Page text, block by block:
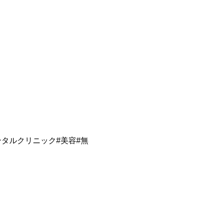
ルクリニック#美容#無